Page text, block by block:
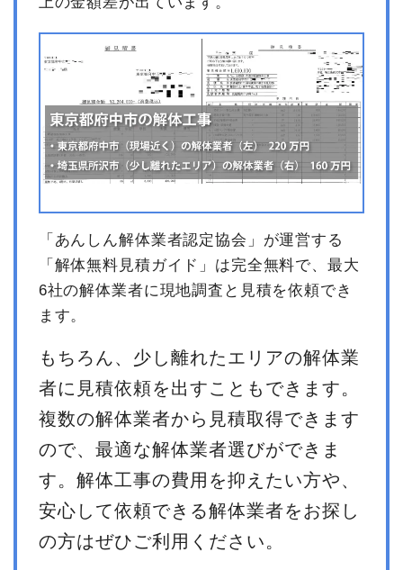
「あんしん解体業者認定協会」が運営する
「解体無料見積ガイド」は完全無料で、最大
6社の解体業者に現地調査と見積を依頼でき
ます。
もちろん、少し離れたエリアの解体業
者に見積依頼を出すこともできます。
複数の解体業者から見積取得できます
ので、最適な解体業者選びができま
す。解体工事の費用を抑えたい方や、
安心して依頼できる解体業者をお探し
の方はぜひご利用ください。